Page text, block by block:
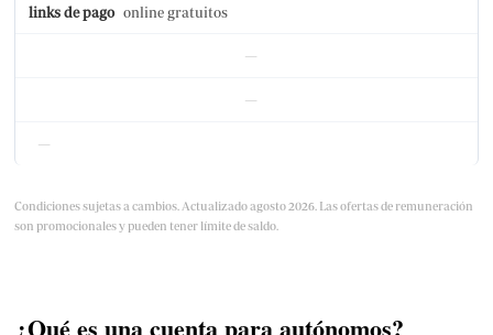
links de pago online gratuitos
—
—
—
Condiciones sujetas a cambios. Actualizado agosto 2026. Las ofertas de remuneración
son promocionales y pueden tener límite de saldo.